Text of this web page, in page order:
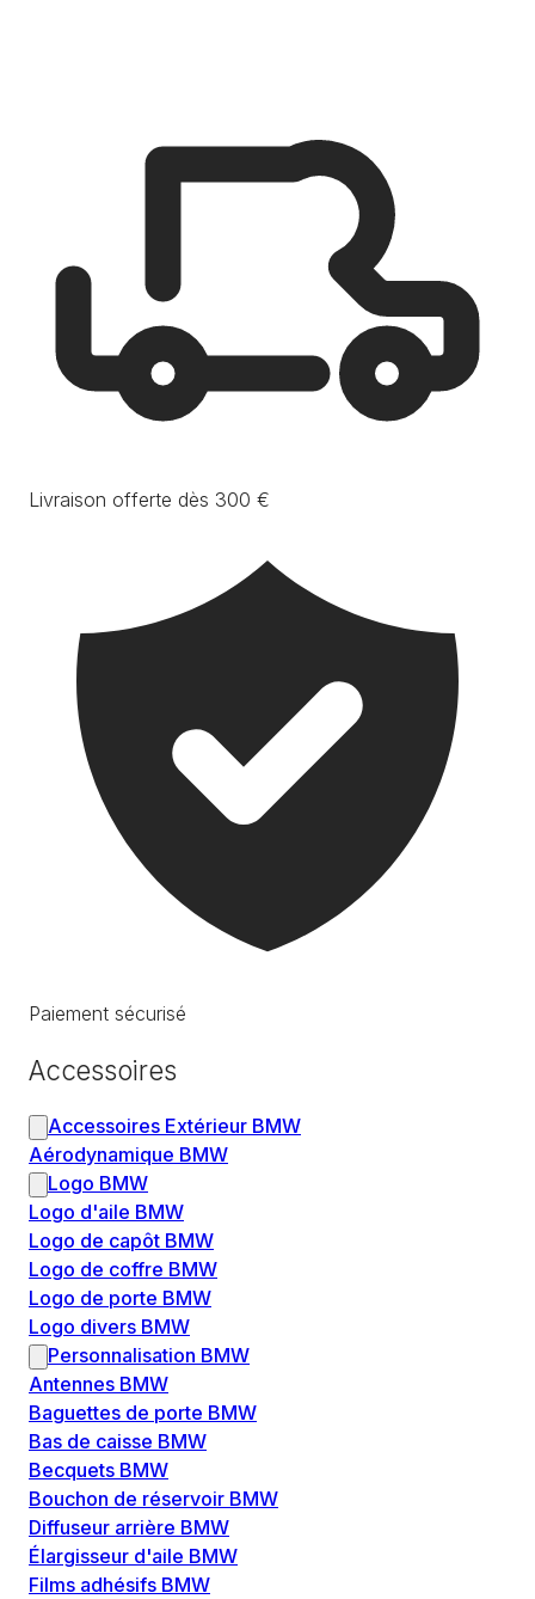
Livraison offerte dès 300 €
Paiement sécurisé
Accessoires
Accessoires Extérieur BMW
Aérodynamique BMW
Logo BMW
Logo d'aile BMW
Logo de capôt BMW
Logo de coffre BMW
Logo de porte BMW
Logo divers BMW
Personnalisation BMW
Antennes BMW
Baguettes de porte BMW
Bas de caisse BMW
Becquets BMW
Bouchon de réservoir BMW
Diffuseur arrière BMW
Élargisseur d'aile BMW
Films adhésifs BMW